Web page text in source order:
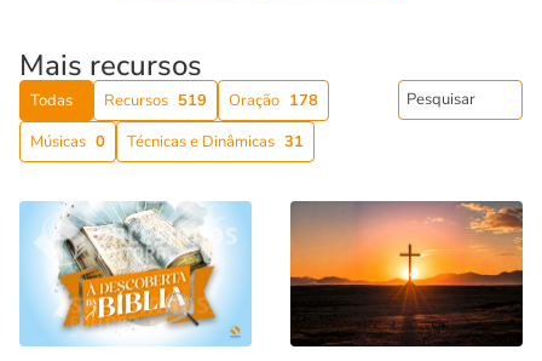
Mais recursos
Todas Recursos 519 Oração 178
Músicas 0 Técnicas e Dinâmicas 31